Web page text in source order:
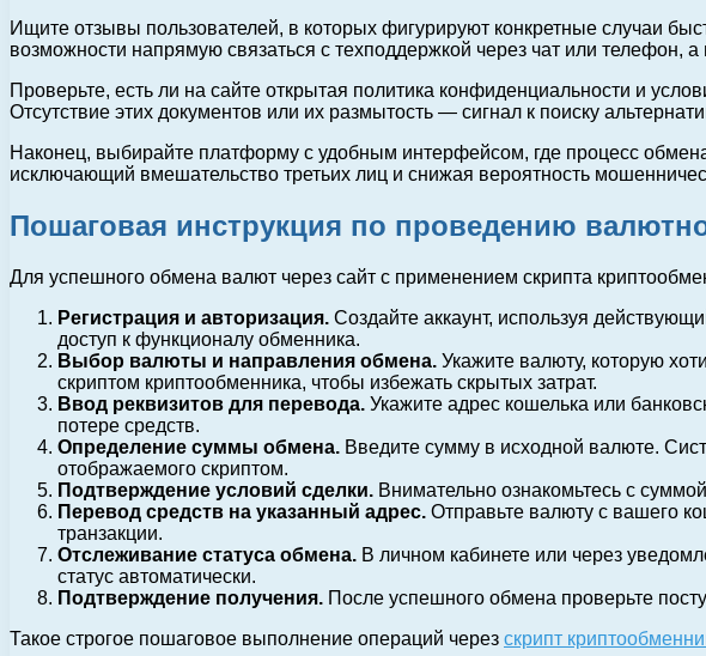
Ищите отзывы пользователей, в которых фигурируют конкретные случаи
возможности напрямую связаться с техподдержкой через чат или телефон, а
Проверьте, есть ли на сайте открытая политика конфиденциальности и
Отсутствие этих документов или их размытость — сигнал к поиску
Наконец, выбирайте платформу с удобным интерфейсом, где процесс
исключающий вмешательство третьих лиц и снижая вероятность
Пошаговая инструкция по проведению
Для успешного обмена валют через сайт с применением скрипта
Регистрация и авторизация. Создайте аккаунт, используя
доступ к функционалу обменника.
Выбор валюты и направления обмена. Укажите валюту, которую
скриптом криптообменника, чтобы избежать скрытых затрат.
Ввод реквизитов для перевода. Укажите адрес кошелька или
потере средств.
Определение суммы обмена. Введите сумму в исходной валюте.
отображаемого скриптом.
Подтверждение условий сделки. Внимательно ознакомьтесь с
Перевод средств на указанный адрес. Отправьте валюту с вашего
транзакции.
Отслеживание статуса обмена. В личном кабинете или через
статус автоматически.
Подтверждение получения. После успешного обмена проверьте
Такое строгое пошаговое выполнение операций через скрипт